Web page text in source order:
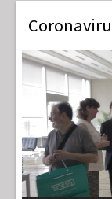
Video
Player